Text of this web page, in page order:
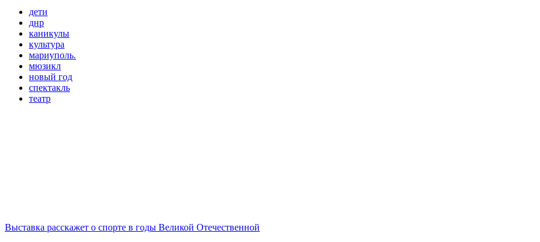
дети
днр
каникулы
культура
мариуполь.
мюзикл
новый год
спектакль
театр
Выставка расскажет о спорте в годы Великой Отечественной